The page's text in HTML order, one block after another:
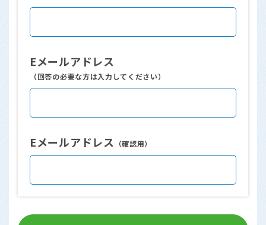
Eメールアドレス
（回答の必要な方は入力してください）
Eメールアドレス （確認用）